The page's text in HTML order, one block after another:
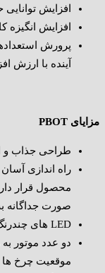
افزایش
افزایش انگیزه
پرورش
آینده با ارزش
مزایای PBOT
طراحی جذاب و
راه اندازی
محصول قرار
صورت
LED های چندرنگ قابل کدنویسی
دو عدد موتور
موقعیت چرخ ها